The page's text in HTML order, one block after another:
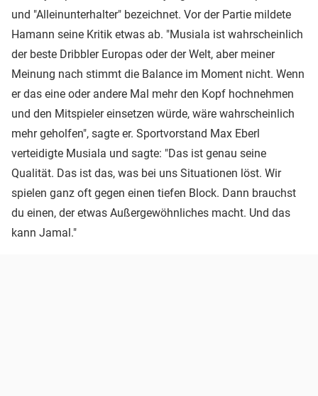
und "Alleinunterhalter" bezeichnet. Vor der Partie mildete
Hamann seine Kritik etwas ab. "Musiala ist wahrscheinlich
der beste Dribbler Europas oder der Welt, aber meiner
Meinung nach stimmt die Balance im Moment nicht. Wenn
er das eine oder andere Mal mehr den Kopf hochnehmen
und den Mitspieler einsetzen würde, wäre wahrscheinlich
mehr geholfen", sagte er. Sportvorstand Max Eberl
verteidigte Musiala und sagte: "Das ist genau seine
Qualität. Das ist das, was bei uns Situationen löst. Wir
spielen ganz oft gegen einen tiefen Block. Dann brauchst
du einen, der etwas Außergewöhnliches macht. Und das
kann Jamal."